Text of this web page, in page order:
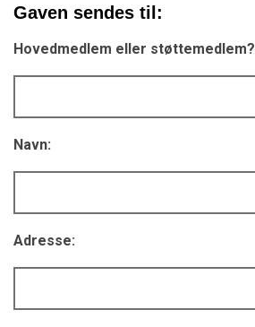
Gaven sendes til:
Hovedmedlem eller støttemedlem?
Navn:
Adresse: